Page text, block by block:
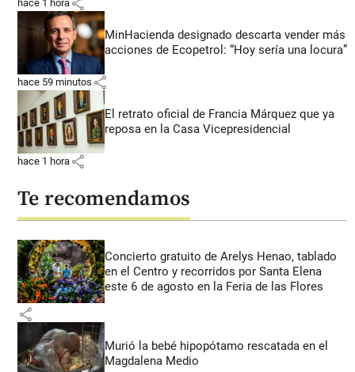
hace 1 hora
MinHacienda designado descarta vender más
acciones de Ecopetrol: “Hoy sería una locura”
hace 59 minutos share
El retrato oficial de Francia Márquez que ya
reposa en la Casa Vicepresidencial
hace 1 hora share
Te recomendamos
Concierto gratuito de Arelys Henao, tablado
en el Centro y recorridos por Santa Elena
este 6 de agosto en la Feria de las Flores
share
Murió la bebé hipopótamo rescatada en el
Magdalena Medio